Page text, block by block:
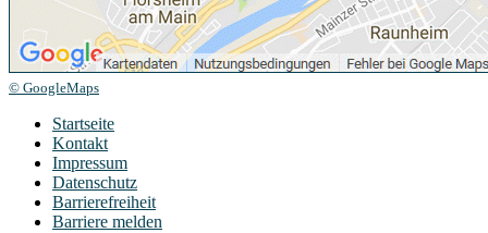
© GoogleMaps
Startseite
Kontakt
Impressum
Datenschutz
Barrierefreiheit
Barriere melden